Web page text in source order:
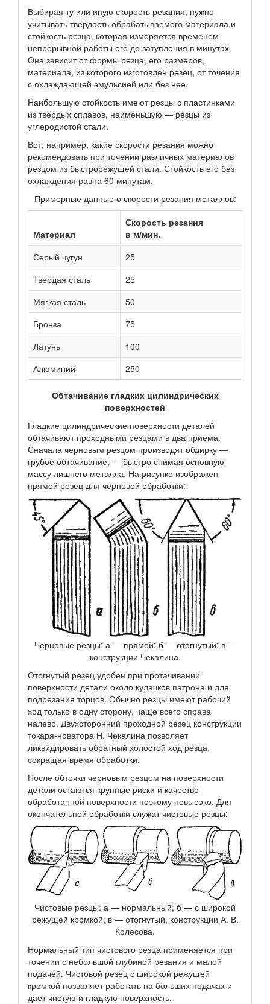
Выбирая ту или иную скорость резания, нужно
учитывать твердость обрабатываемого материала и
стойкость резца, которая измеряется временем
непрерывной работы его до затупления в минутах.
Она зависит от формы резца, его размеров,
материала, из которого изготовлен резец, от точения
с охлаждающей эмульсией или без нее.
Наибольшую стойкость имеют резцы с пластинками
из твердых сплавов, наименьшую — резцы из
углеродистой стали.
Вот, например, какие скорости резания можно
рекомендовать при точении различных материалов
резцом из быстрорежущей стали. Стойкость его без
охлаждения равна 60 минутам.
Примерные данные о скорости резания металлов:
Материал
Скорость резания
в м/мин.
Серый чугун
25
Твердая сталь
25
Мягкая сталь
50
Бронза
75
Латунь
100
Алюминий
250
Обтачивание гладких цилиндрических
поверхностей
Гладкие цилиндрические поверхности деталей
обтачивают проходными резцами в два приема.
Сначала черновым резцом производят обдирку —
грубое обтачивание, — быстро снимая основную
массу лишнего металла. На рисунке изображен
прямой резец для черновой обработки:
Черновые резцы: а — прямой; б — отогнутый; в —
конструкции Чекалина.
Отогнутый резец удобен при протачивании
поверхности детали около кулачков патрона и для
подрезания торцов. Обычно резцы имеют рабочий
ход только в одну сторону, чаще всего справа
налево. Двухсторонний проходной резец конструкции
токаря-новатора Н. Чекалина позволяет
ликвидировать обратный холостой ход резца,
сокращая время обработки.
После обточки черновым резцом на поверхности
детали остаются крупные риски и качество
обработанной поверхности поэтому невысоко. Для
окончательной обработки служат чистовые резцы:
Чистовые резцы: а — нормальный; б — с широкой
режущей кромкой; в — отогнутый, конструкции А. В.
Колесова.
Нормальный тип чистового резца применяется при
точении с небольшой глубиной резания и малой
подачей. Чистовой резец с широкой режущей
кромкой позволяет работать на больших подачах и
дает чистую и гладкую поверхность.